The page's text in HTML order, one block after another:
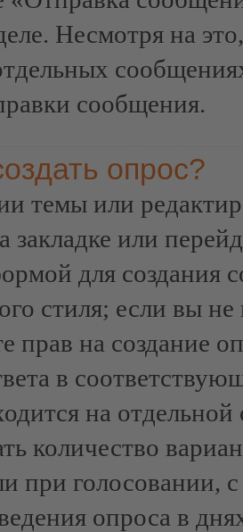
Несмотря на
сообщения.
опрос?
темы или
закладке или
для создания
стиля; если вы
прав на создание
в
на
количество
при
опроса в